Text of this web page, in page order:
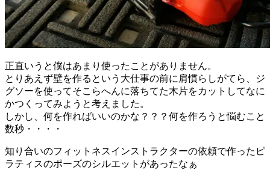
正直いうと僕はあまり使ったことがありません。
とりあえず壁を作るという大仕事の前に肩慣らしがてら、ジ
グソーを使ってそこらへんに落ちてた木片をカットしてなに
かつくってみようと考えました。
しかし、何を作ればいいのかな？？？何を作ろうと悩むこと
数秒・・・・
知り合いのフィットネスインストラクターの依頼で作ったピ
ラティスのポーズのシルエットがあったなぁ